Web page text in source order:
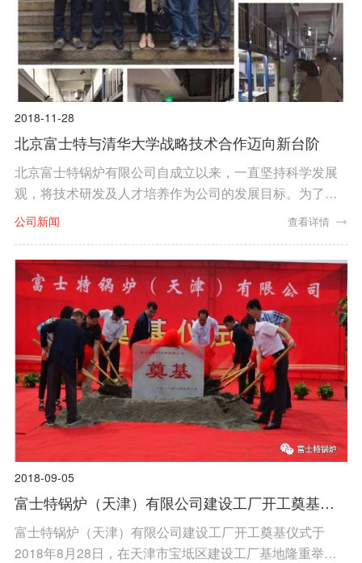
2018-11-28
北京富士特与清华大学战略技术合作迈向新台阶
北京富士特锅炉有限公司自成立以来，一直坚持科学发展
观，将技术研发及人才培养作为公司的发展目标。为了实
现此目标，北京富士特锅炉有限公司与国内外享有盛名的
作为我们公司技术发展的强大后盾。
公司新闻 查看详情
2018-09-05
富士特锅炉（天津）有限公司建设工厂开工奠基仪
式圆满成功
富士特锅炉（天津）有限公司建设工厂开工奠基仪式于
2018年8月28日，在天津市宝坻区建设工厂基地隆重举